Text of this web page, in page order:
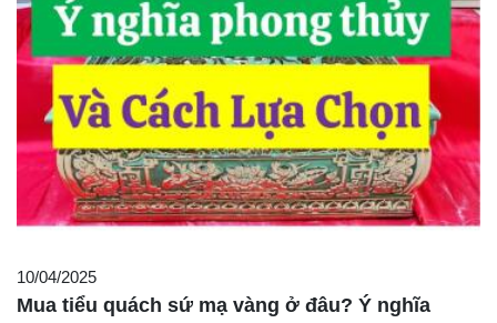
10/04/2025
Mua tiểu quách sứ mạ vàng ở đâu? Ý nghĩa